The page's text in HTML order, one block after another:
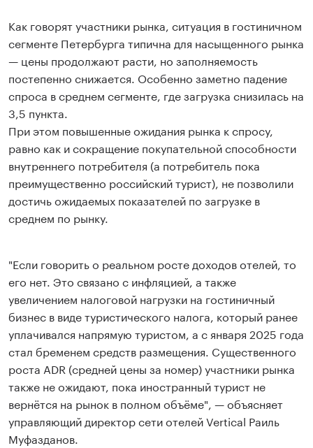
Как говорят участники рынка, ситуация в гостиничном
сегменте Петербурга типична для насыщенного рынка
— цены продолжают расти, но заполняемость
постепенно снижается. Особенно заметно падение
спроса в среднем сегменте, где загрузка снизилась на
3,5 пункта.
При этом повышенные ожидания рынка к спросу,
равно как и сокращение покупательной способности
внутреннего потребителя (а потребитель пока
преимущественно российский турист), не позволили
достичь ожидаемых показателей по загрузке в
среднем по рынку.
"Если говорить о реальном росте доходов отелей, то
его нет. Это связано с инфляцией, а также
увеличением налоговой нагрузки на гостиничный
бизнес в виде туристического налога, который ранее
уплачивался напрямую туристом, а с января 2025 года
стал бременем средств размещения. Существенного
роста ADR (средней цены за номер) участники рынка
также не ожидают, пока иностранный турист не
вернётся на рынок в полном объёме", — объясняет
управляющий директор сети отелей Vertical Раиль
Муфазданов.